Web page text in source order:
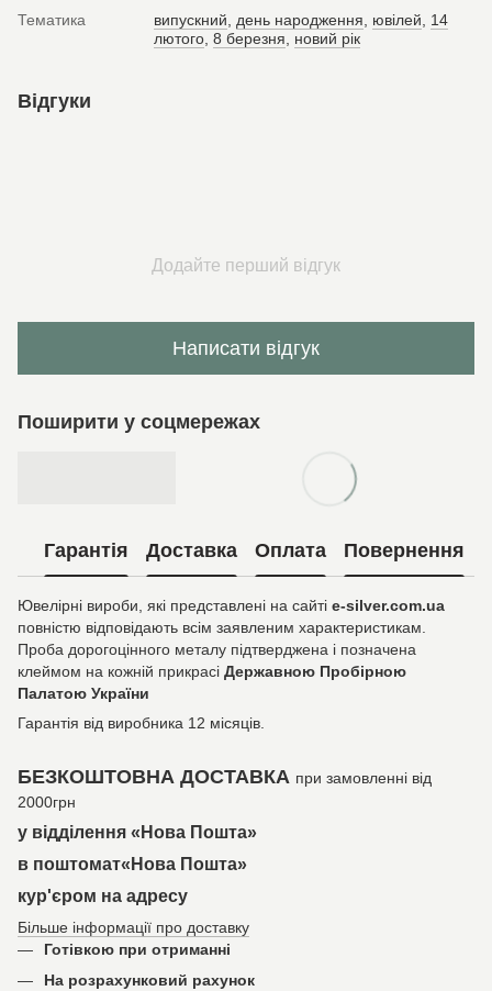
Тематика
випускний день народження ювілей
14
лютого 8 березня новий рік
Відгуки
Додайте перший відгук
Написати відгук
Поширити у соцмережах
Гарантія Доставка Оплата Повернення
Ювелірні вироби, які представлені на сайті e-silver.com.ua
повністю відповідають всім заявленим характеристикам.
Проба дорогоцінного металу підтверджена і позначена
клеймом на кожній прикрасі Державною Пробірною
Палатою України
Гарантія від виробника 12 місяців.
БЕЗКОШТОВНА ДОСТАВКА при замовленні від
2000грн
у відділення «Нова Пошта»
в поштомат«Нова Пошта»
кур'єром на адресу
Більше інформації про доставку
Готівкою при отриманні
На розрахунковий рахунок